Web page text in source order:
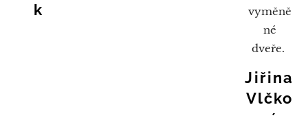
k
vyměně
né
dveře.
Jiřina
Vlčko